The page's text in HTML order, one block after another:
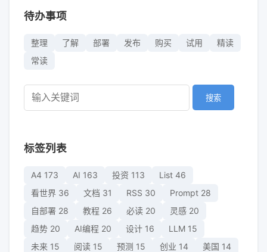
待办事项
整理 了解 部署 发布 购买 试用
精读
常读
搜索
标签列表
A4 173 AI 163 投资 113 List 46
看世界 36 文档 31 RSS 30 Prompt 28
自部署 28 教程 26 必读 20 灵感 20
趋势 20 AI编程 20 设计 16 LLM 15
未来 15 阅读 15 预测 15 创业 14 美国 14